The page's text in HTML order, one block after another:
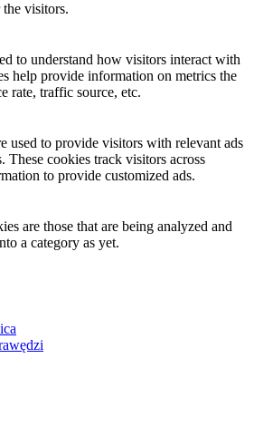
the visitors.
to understand how visitors interact with
help provide information on metrics the
rate, traffic source, etc.
used to provide visitors with relevant ads
These cookies track visitors across
to provide customized ads.
are those that are being analyzed and
a category as yet.